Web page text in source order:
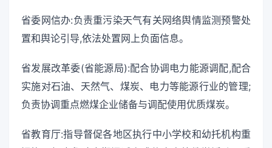
省委网信办:负责重污染天气有关网络舆情监测预警处
置和舆论引导,依法处置网上负面信息。
省发展改革委(省能源局):配合协调电力能源调配,配合
实施对石油、天然气、煤炭、电力等能源行业的管理;
负责协调重点燃煤企业储备与调配使用优质煤炭。
省教育厅:指导督促各地区执行中小学校和幼托机构重